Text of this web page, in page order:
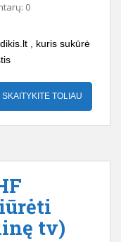
0
, kuris sukūrė
SKAITYKITE TOLIAU
tv)